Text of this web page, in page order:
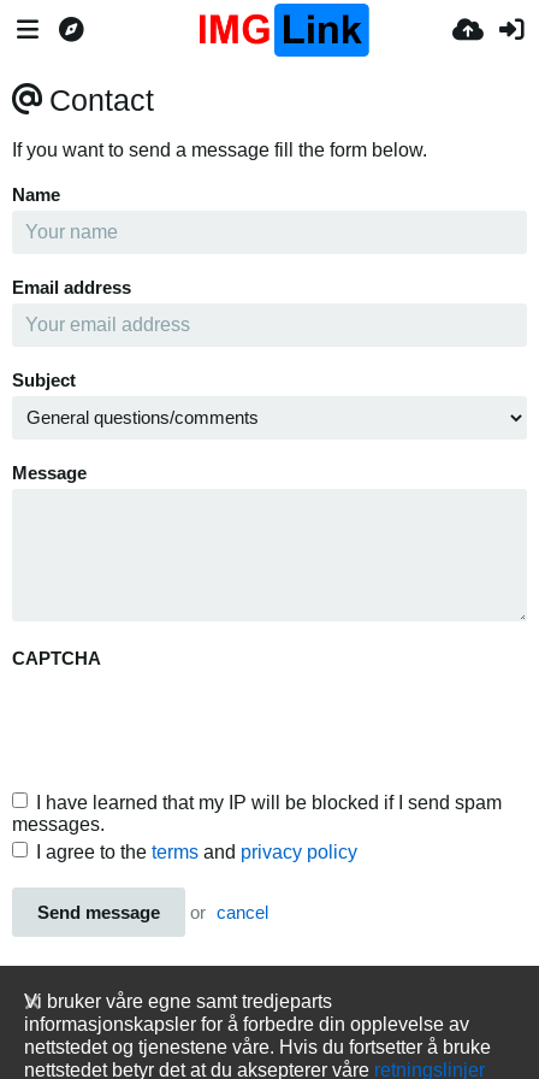
Contact
If you want to send a message fill the form below.
Name
Email address
Subject
Message
CAPTCHA
I have learned that my IP will be blocked if I send spam
messages.
I agree to the terms and privacy policy
Send message or cancel
Vi bruker våre egne samt tredjeparts
informasjonskapsler for å forbedre din opplevelse av
nettstedet og tjenestene våre. Hvis du fortsetter å bruke
nettstedet betyr det at du aksepterer våre retningslinjer